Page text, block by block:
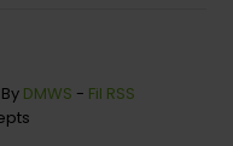
DMWS - Fil RSS